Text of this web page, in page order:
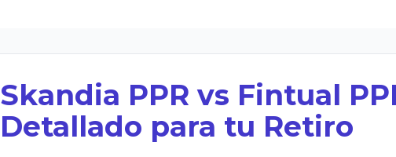
Skandia PPR vs Fintual
Detallado para tu Retiro